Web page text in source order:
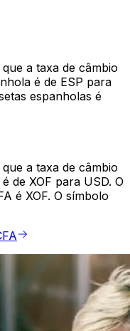
a taxa de câmbio
é de ESP para
espanholas é
a taxa de câmbio
de XOF para USD. O
é XOF. O símbolo